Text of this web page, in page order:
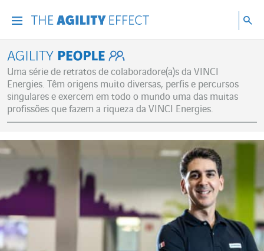
Agility People
Uma série de retratos de colaboradore(a)s da VINCI
Energies. Têm origens muito diversas, perfis e percursos
singulares e exercem em todo o mundo uma das muitas
profissões que fazem a riqueza da VINCI Energies.